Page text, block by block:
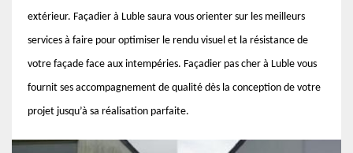
extérieur. Façadier à Luble saura vous orienter sur les meilleurs
services à faire pour optimiser le rendu visuel et la résistance de
votre façade face aux intempéries. Façadier pas cher à Luble vous
fournit ses accompagnement de qualité dès la conception de votre
projet jusqu’à sa réalisation parfaite.